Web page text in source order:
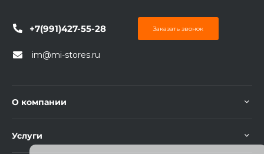
+7(991)427-55-28 Заказать звонок
im@mi-stores.ru
О компании
Услуги